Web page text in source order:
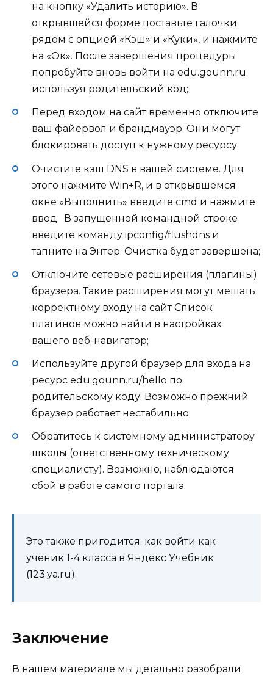
на кнопку «Удалить историю». В
открывшейся форме поставьте галочки
рядом с опцией «Кэш» и «Куки», и нажмите
на «Ок». После завершения процедуры
попробуйте вновь войти на edu.gounn.ru
используя родительский код;
Перед входом на сайт временно отключите
ваш файервол и брандмауэр. Они могут
блокировать доступ к нужному ресурсу;
Очистите кэш DNS в вашей системе. Для
этого нажмите Win+R, и в открывшемся
окне «Выполнить» введите cmd и нажмите
ввод. В запущенной командной строке
введите команду ipconfig/flushdns и
тапните на Энтер. Очистка будет завершена;
Отключите сетевые расширения (плагины)
браузера. Такие расширения могут мешать
корректному входу на сайт Список
плагинов можно найти в настройках
вашего веб-навигатор;
Используйте другой браузер для входа на
ресурс edu.gounn.ru/hello по
родительскому коду. Возможно прежний
браузер работает нестабильно;
Обратитесь к системному администратору
школы (ответственному техническому
специалисту). Возможно, наблюдаются
сбой в работе самого портала.
Это также пригодится: как войти как
ученик 1-4 класса в Яндекс Учебник
(123.ya.ru).
Заключение
В нашем материале мы детально разобрали